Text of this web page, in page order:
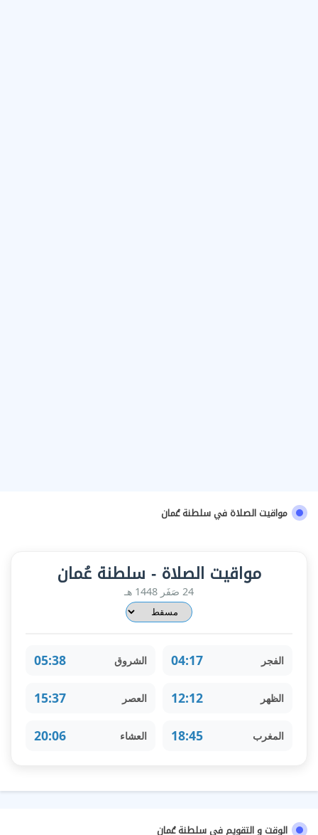
مواقيت الصلاة في سلطنة عُمان
مواقيت الصلاة - سلطنة عُمان
24 صَفَر 1448 هـ
الفجر 04:17 الشروق 05:38
الظهر 12:12 العصر 15:37
المغرب 18:45 العشاء 20:06
الوقت و التقويم في سلطنة عُمان